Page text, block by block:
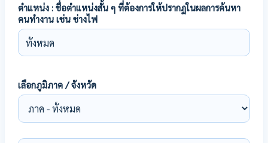
ตำแหน่ง : ชื่อตำแหน่งสั้น ๆ ที่ต้องการให้ปรากฏในผลการค้นหา
คนทำงาน เช่น ช่างไฟ
เลือกภูมิภาค / จังหวัด